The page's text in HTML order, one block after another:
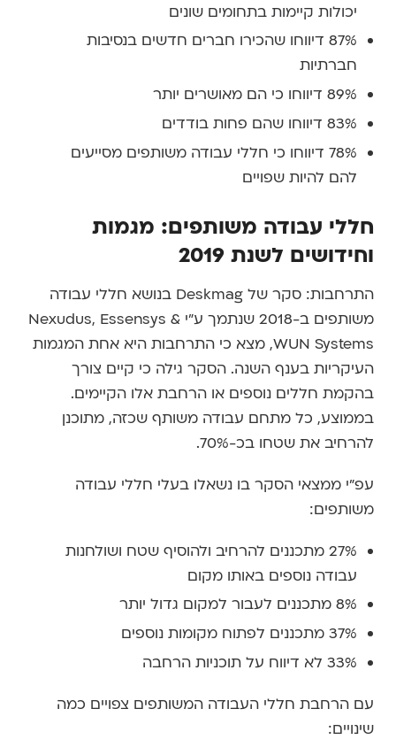
יכולות קיימות בתחומים שונים
87% דיווחו שהכירו חברים חדשים בנסיבות
חברתיות
89% דיווחו כי הם מאושרים יותר
83% דיווחו שהם פחות בודדים
78% דיווחו כי חללי עבודה משותפים מסייעים
להם להיות שפויים
חללי עבודה משותפים: מגמות
וחידושים לשנת 2019
התרחבות: סקר של Deskmag בנושא חללי עבודה
משותפים ב-2018 שנתמך ע"י Nexudus, Essensys &
WUN Systems, מצא כי התרחבות היא אחת המגמות
העיקריות בענף השנה. הסקר גילה כי קיים צורך
בהקמת חללים נוספים או הרחבת אלו הקיימים.
בממוצע, כל מתחם עבודה משותף שכזה, מתוכנן
להרחיב את שטחו בכ-70%.
עפ"י ממצאי הסקר בו נשאלו בעלי חללי עבודה
משותפים:
27% מתכננים להרחיב ולהוסיף שטח ושולחנות
עבודה נוספים באותו מקום
8% מתכננים לעבור למקום גדול יותר
37% מתכננים לפתוח מקומות נוספים
33% לא דיווח על תוכניות הרחבה
עם הרחבת חללי העבודה המשותפים צפויים כמה
שינויים: